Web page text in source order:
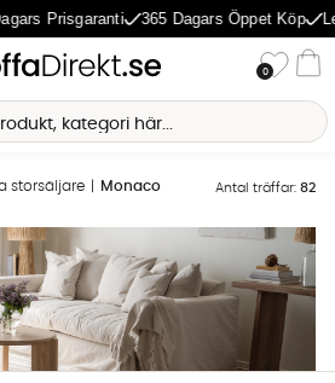
Prisgaranti 365 Dagars Öppet Köp
0
storsäljare Monaco Antal träffar: 82